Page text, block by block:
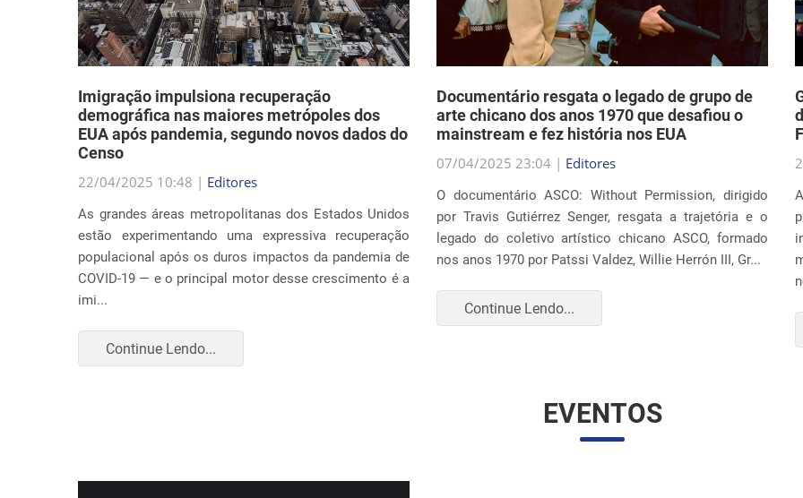
Imigração impulsiona recuperação
demográfica nas maiores metrópoles dos
EUA após pandemia, segundo novos dados do
Censo
22/04/2025 10:48 |Editores
estão experimentando uma expressiva recuperação
populacional após os duros impactos da pandemia de
COVID-19 — e o principal motor desse crescimento é a
imi...
Continue Lendo...
Documentário resgata o legado de grupo de
arte chicano dos anos 1970 que desafiou o
mainstream e fez história nos EUA
07/04/2025 23:04 |Editores
por Travis Gutiérrez Senger, resgata a trajetória e o
legado do coletivo artístico chicano ASCO, formado
nos anos 1970 por Patssi Valdez, Willie Herrón III, Gr...
Continue Lendo...